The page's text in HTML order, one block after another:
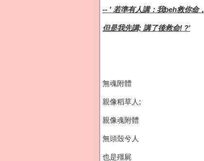
-- ' 若準有人講：我beh救你命，
但是我先講; 講了後救命! ?'
無魂附體
親像稻草人;
親像魂附體
無頭殼兮人
也是殭屍